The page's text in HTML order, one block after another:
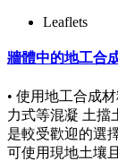
Leaflets
牆體中的地工合
• 使用地工合成
力式等混凝 土擋
是較受歡迎的選
可使用現地土壤